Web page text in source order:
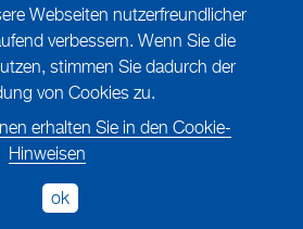
Webseiten nutzerfreundlicher
verbessern. Wenn Sie die
stimmen Sie dadurch der
von Cookies zu.
erhalten Sie in den Cookie-
Hinweisen
ok